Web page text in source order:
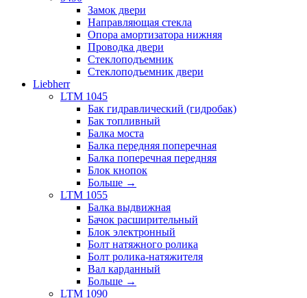
Замок двери
Направляющая стекла
Опора амортизатора нижняя
Проводка двери
Стеклоподъемник
Стеклоподъемник двери
Liebherr
LTM 1045
Бак гидравлический (гидробак)
Бак топливный
Балка моста
Балка передняя поперечная
Балка поперечная передняя
Блок кнопок
Больше →
LTM 1055
Балка выдвижная
Бачок расширительный
Блок электронный
Болт натяжного ролика
Болт ролика-натяжителя
Вал карданный
Больше →
LTM 1090